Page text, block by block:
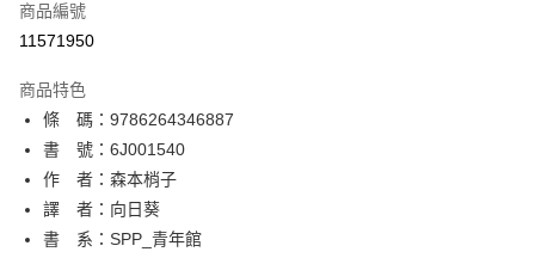
超商取貨付款
相關說明
【關於「AFTEE先享後付」】
AFTEE先享後付是「在收到商品之後才付款」的支付方式。 讓您購物簡單
便利好安心！
１．簡單：不需註冊會員、不需綁卡、不需儲值。
２．便利：只要手機號碼，簡訊認證，即可結帳。
３．安心：先確認商品／服務後，再付款。
ATM付款
運送方式
全家取貨付款
商品編號
11571950
商品特色
條 碼：9786264346887
書 號：6J001540
作 者：森本梢子
譯 者：向日葵
書 系：SPP_青年館